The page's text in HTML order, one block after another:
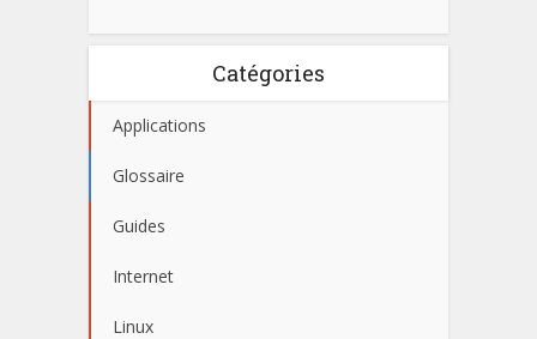
Catégories
Applications
Glossaire
Guides
Internet
Linux